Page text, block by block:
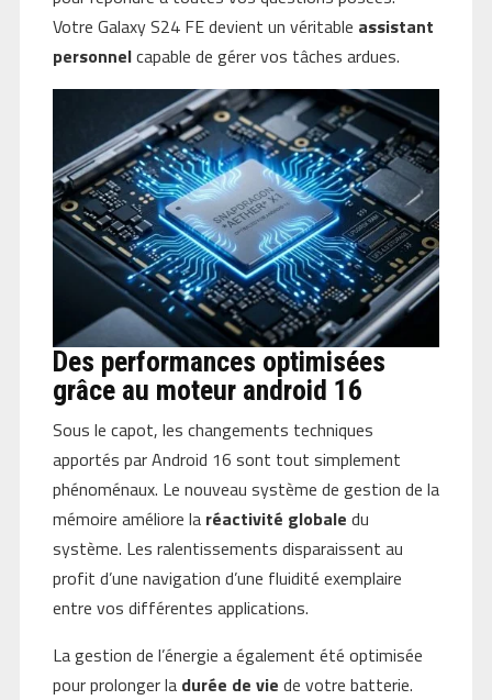
Votre Galaxy S24 FE devient un véritable assistant
personnelcapable de gérer vos tâches ardues.
Des performances optimisées
grâce au moteur android 16
Sous le capot, les changements techniques
apportés par Android 16 sont tout simplement
phénoménaux. Le nouveau système de gestion de la
mémoire améliore la réactivité globale du
système. Les ralentissements disparaissent au
profit d’une navigation d’une fluidité exemplaire
entre vos différentes applications.
La gestion de l’énergie a également été optimisée
pour prolonger la durée de vie de votre batterie.